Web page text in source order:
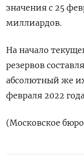
значения с 25
миллиардов.
На начало
резервов
абсолютный же
февраля 2022
(Московское